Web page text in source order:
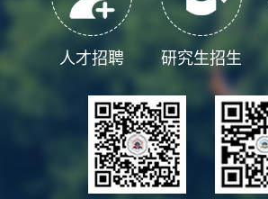
研究生招生
人才招聘